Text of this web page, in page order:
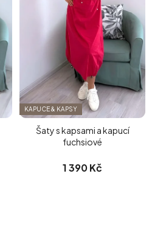
KAPUCE & KAPSY
Šaty s kapsami a kapucí
fuchsiové
1 390 Kč